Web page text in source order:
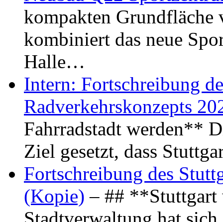
kompakten Grundfläche
kombiniert das neue
Halle…
Intern: Fortschreibung
Radverkehrskonzepts
Fahrradstadt werden**
Ziel gesetzt, dass
Fortschreibung des
(Kopie) – ## **Stuttgart